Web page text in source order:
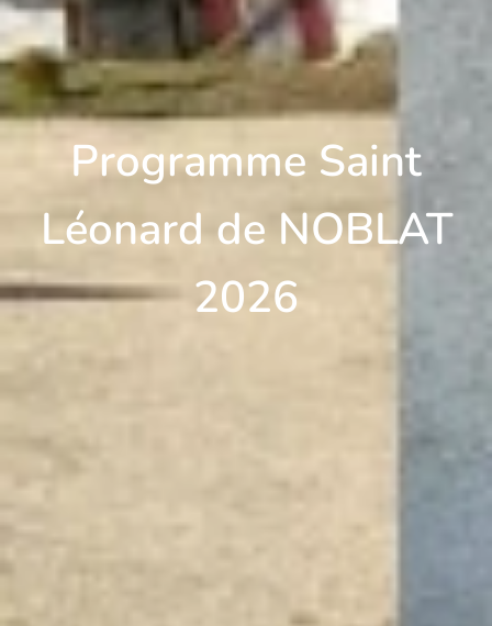
Programme Saint
Léonard de NOBLAT
2026